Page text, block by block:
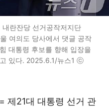
란잔당 선거공작저지단
여의도 당사에서 댓글 공작
대통령 후보를 향해 입장을
있다. 2025.6.1/뉴스1 ⓒ
제21대 대통령 선거 관